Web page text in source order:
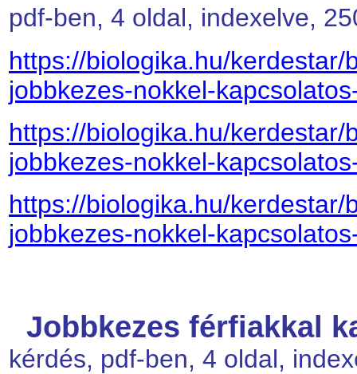
pdf-ben, 4 oldal, indexelve,
https://biologika.hu/
jobbkezes-nokkel-
https://biologika.hu/
jobbkezes-nokkel-
https://biologika.hu/
jobbkezes-nokkel-
Jobbkezes férfiakkal
kérdés, pdf-ben, 4 oldal,